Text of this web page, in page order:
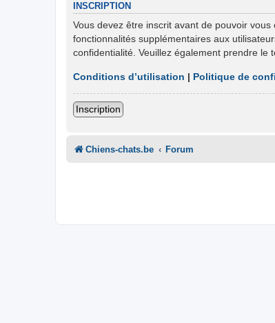
INSCRIPTION
Vous devez être inscrit avant de pouvoir
fonctionnalités supplémentaires aux
confidentialité. Veuillez également prendre le
Conditions d’utilisation | Politique de
Inscription
Chiens-chats.be Forum